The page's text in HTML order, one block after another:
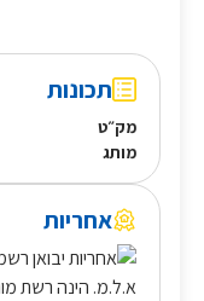
תכונות
מק״ט
מותג
אחריות